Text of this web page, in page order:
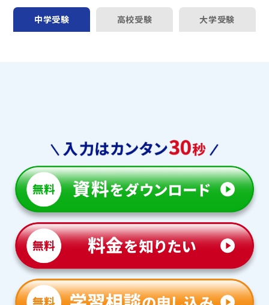
オンラインでの学習面談も承っております。
中学受験 高校受験 大学受験